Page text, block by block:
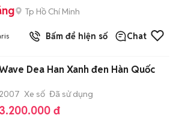
Tp Hồ Chí Minh
Bấm để hiện số Chat
Dea Han Xanh đen Hàn Quốc
2007 Xe số Đã sử dụng
3.200.000 đ